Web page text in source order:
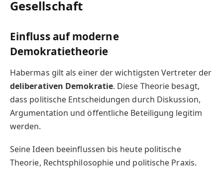
Gesellschaft
Einfluss auf moderne
Demokratietheorie
Habermas gilt als einer der wichtigsten Vertreter der
deliberativen Demokratie. Diese Theorie besagt,
dass politische Entscheidungen durch Diskussion,
Argumentation und öffentliche Beteiligung legitim
werden.
Seine Ideen beeinflussen bis heute politische
Theorie, Rechtsphilosophie und politische Praxis.